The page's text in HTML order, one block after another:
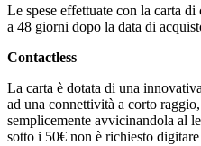
Le spese effettuate con la carta
a 48 giorni dopo la data di
Contactless
La carta è dotata di una
ad una connettività a corto
semplicemente avvicinandola al
sotto i 50€ non è richiesto